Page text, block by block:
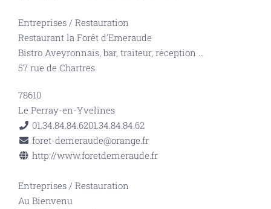
Entreprises / Restauration
Restaurant la Forêt d'Emeraude
Bistro Aveyronnais, bar, traiteur, réception ...
57 rue de Chartres
78610
Le Perray-en-Yvelines
01.34.84.84.6201.34.84.84.62
foret-demeraude@orange.fr
http://www.foretdemeraude.fr
Entreprises / Restauration
Au Bienvenu